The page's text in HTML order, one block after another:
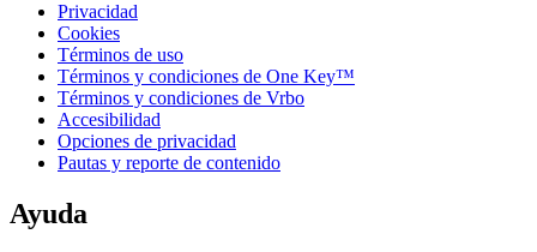
Privacidad
Cookies
Términos de uso
Términos y condiciones de One Key™
Términos y condiciones de Vrbo
Accesibilidad
Opciones de privacidad
Pautas y reporte de contenido
Ayuda